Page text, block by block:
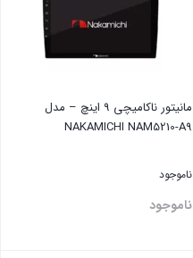
مانیتور ناکامیچی 9 اینچ – مدل
NAKAMICHI NAM5210-A9
ناموجود
ناموجود